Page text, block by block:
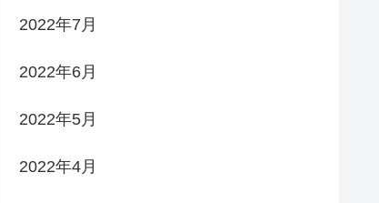
2022年7月
2022年6月
2022年5月
2022年4月